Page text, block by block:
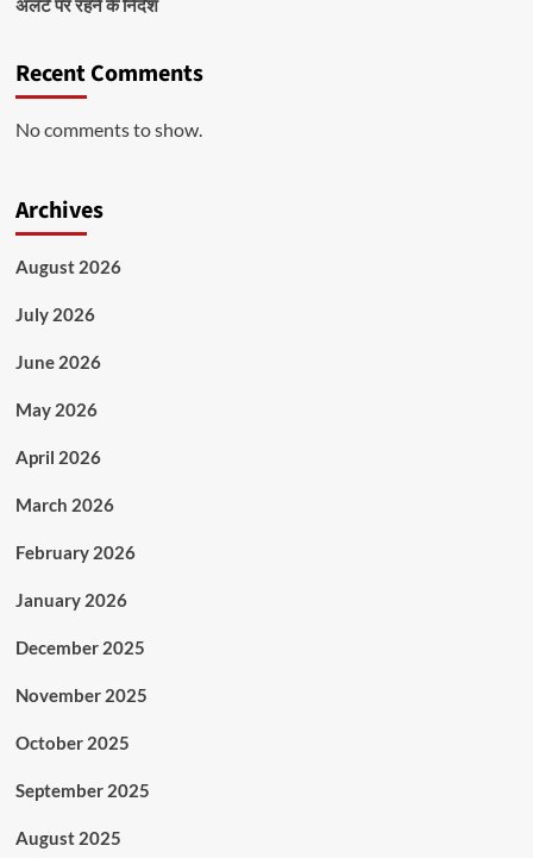
अलर्ट पर रहने के निर्देश
Recent Comments
No comments to show.
Archives
August 2026
July 2026
June 2026
May 2026
April 2026
March 2026
February 2026
January 2026
December 2025
November 2025
October 2025
September 2025
August 2025